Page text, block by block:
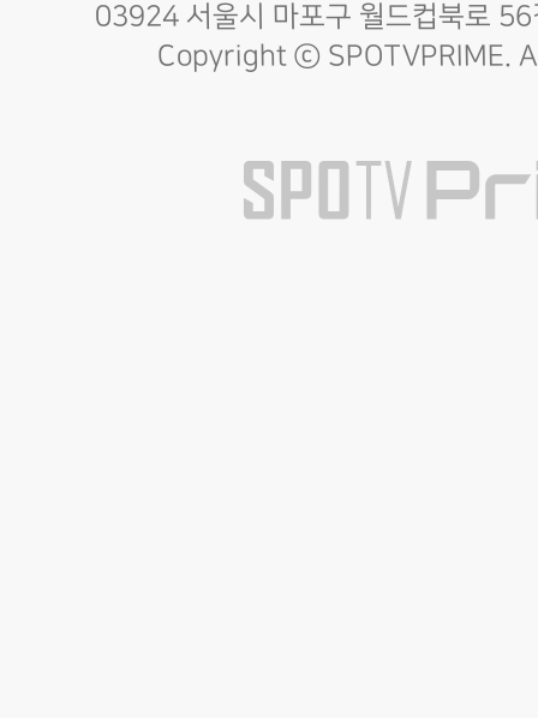
03924 서울시 마포구 월드컵북로
Copyright ⓒ SPOTVPRIME.